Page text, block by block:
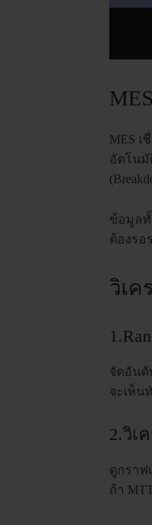
MES เ
อัตโนมั
ข้อมูลทั้
ต้องรอ
วิเค
จัดอันดั
จะเห็น
2.วิเ
ดูกราฟ
ถ้า